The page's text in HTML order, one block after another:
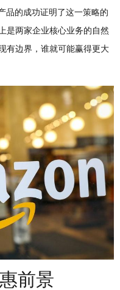
品的成功证明了这一策略的
是两家企业核心业务的自然
有边界，谁就可能赢得更大
前景